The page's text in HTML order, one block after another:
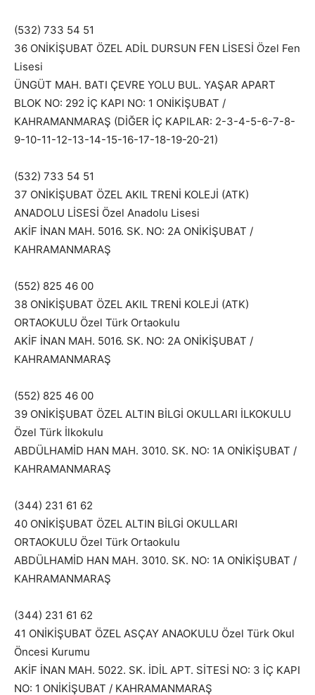
(532) 733 54 51
36 ONİKİŞUBAT ÖZEL ADİL DURSUN FEN LİSESİ Özel Fen
Lisesi
ÜNGÜT MAH. BATI ÇEVRE YOLU BUL. YAŞAR APART
BLOK NO: 292 İÇ KAPI NO: 1 ONİKİŞUBAT /
KAHRAMANMARAŞ (DİĞER İÇ KAPILAR: 2-3-4-5-6-7-8-
9-10-11-12-13-14-15-16-17-18-19-20-21)
(532) 733 54 51
37 ONİKİŞUBAT ÖZEL AKIL TRENİ KOLEJİ (ATK)
ANADOLU LİSESİ Özel Anadolu Lisesi
AKİF İNAN MAH. 5016. SK. NO: 2A ONİKİŞUBAT /
KAHRAMANMARAŞ
(552) 825 46 00
38 ONİKİŞUBAT ÖZEL AKIL TRENİ KOLEJİ (ATK)
ORTAOKULU Özel Türk Ortaokulu
AKİF İNAN MAH. 5016. SK. NO: 2A ONİKİŞUBAT /
KAHRAMANMARAŞ
(552) 825 46 00
39 ONİKİŞUBAT ÖZEL ALTIN BİLGİ OKULLARI İLKOKULU
Özel Türk İlkokulu
ABDÜLHAMİD HAN MAH. 3010. SK. NO: 1A ONİKİŞUBAT /
KAHRAMANMARAŞ
(344) 231 61 62
40 ONİKİŞUBAT ÖZEL ALTIN BİLGİ OKULLARI
ORTAOKULU Özel Türk Ortaokulu
ABDÜLHAMİD HAN MAH. 3010. SK. NO: 1A ONİKİŞUBAT /
KAHRAMANMARAŞ
(344) 231 61 62
41 ONİKİŞUBAT ÖZEL ASÇAY ANAOKULU Özel Türk Okul
Öncesi Kurumu
AKİF İNAN MAH. 5022. SK. İDİL APT. SİTESİ NO: 3 İÇ KAPI
NO: 1 ONİKİŞUBAT / KAHRAMANMARAŞ